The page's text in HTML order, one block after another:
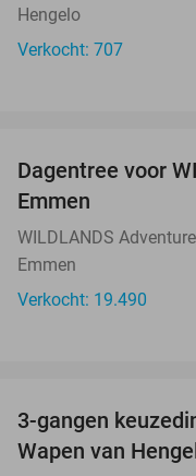
Hengelo
Verkocht: 707
Dagentree voor
Emmen
WILDLANDS
Emmen
Verkocht: 19.490
3-gangen
Wapen van